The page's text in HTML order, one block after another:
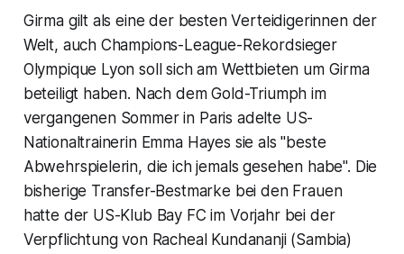
Girma gilt als eine der besten Verteidigerinnen der
Welt, auch Champions-League-Rekordsieger
Olympique Lyon soll sich am Wettbieten um Girma
beteiligt haben. Nach dem Gold-Triumph im
vergangenen Sommer in Paris adelte US-
Nationaltrainerin Emma Hayes sie als "beste
Abwehrspielerin, die ich jemals gesehen habe". Die
bisherige Transfer-Bestmarke bei den Frauen
hatte der US-Klub Bay FC im Vorjahr bei der
Verpflichtung von Racheal Kundananji (Sambia)